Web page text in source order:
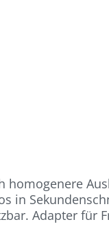
homogenere
in
Adapter für